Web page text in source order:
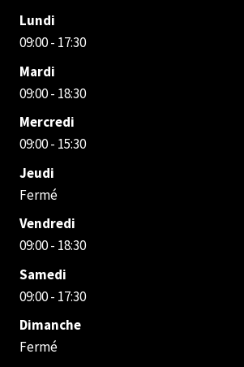
Lundi
09:00 - 17:30
Mardi
09:00 - 18:30
Mercredi
09:00 - 15:30
Jeudi
Fermé
Vendredi
09:00 - 18:30
Samedi
09:00 - 17:30
Dimanche
Fermé